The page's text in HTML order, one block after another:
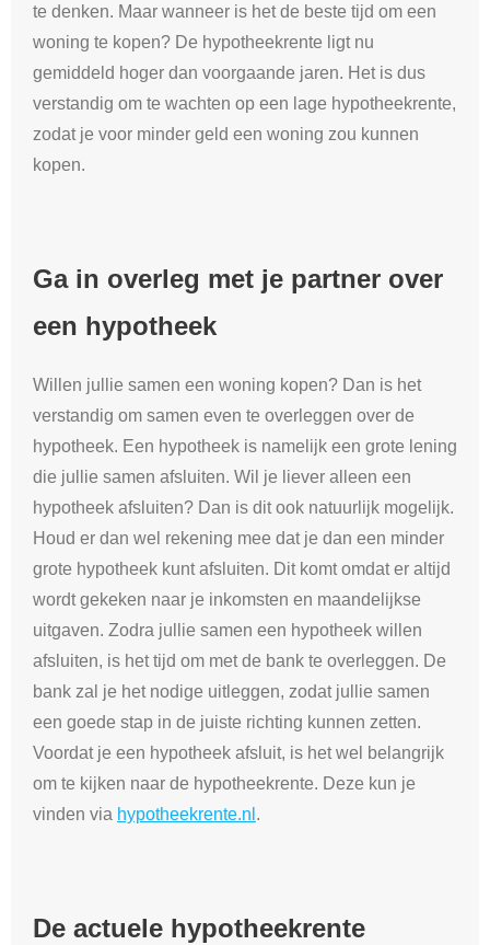
te denken. Maar wanneer is het de beste tijd om een
woning te kopen? De hypotheekrente ligt nu
gemiddeld hoger dan voorgaande jaren. Het is dus
verstandig om te wachten op een lage hypotheekrente,
zodat je voor minder geld een woning zou kunnen
kopen.
Ga in overleg met je partner over
een hypotheek
Willen jullie samen een woning kopen? Dan is het
verstandig om samen even te overleggen over de
hypotheek. Een hypotheek is namelijk een grote lening
die jullie samen afsluiten. Wil je liever alleen een
hypotheek afsluiten? Dan is dit ook natuurlijk mogelijk.
Houd er dan wel rekening mee dat je dan een minder
grote hypotheek kunt afsluiten. Dit komt omdat er altijd
wordt gekeken naar je inkomsten en maandelijkse
uitgaven. Zodra jullie samen een hypotheek willen
afsluiten, is het tijd om met de bank te overleggen. De
bank zal je het nodige uitleggen, zodat jullie samen
een goede stap in de juiste richting kunnen zetten.
Voordat je een hypotheek afsluit, is het wel belangrijk
om te kijken naar de hypotheekrente. Deze kun je
vinden via hypotheekrente.nl .
De actuele hypotheekrente